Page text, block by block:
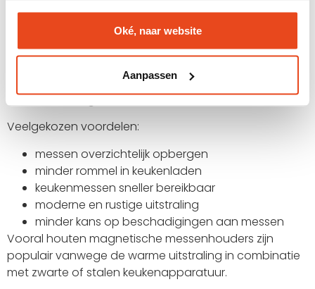
Oké, naar website
Aanpassen
Een magnetische messenhouder is populair vanwege
de combinatie van gemak en uitstraling. Vooral in
zichtbaar opgeborgen als onderdeel van de
keukeninrichting.
Veelgekozen voordelen:
messen overzichtelijk opbergen
minder rommel in keukenladen
keukenmessen sneller bereikbaar
moderne en rustige uitstraling
minder kans op beschadigingen aan messen
Vooral houten magnetische messenhouders zijn
populair vanwege de warme uitstraling in combinatie
met zwarte of stalen keukenapparatuur.